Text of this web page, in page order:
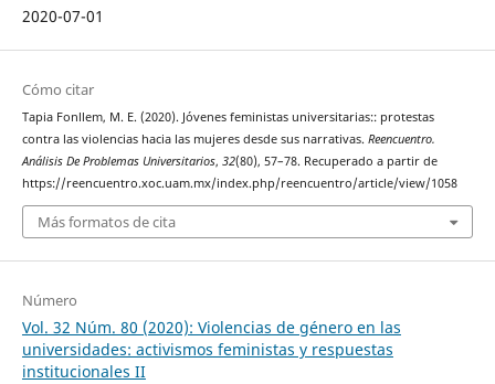
2020-07-01
Cómo citar
Tapia Fonllem, M. E. (2020). Jóvenes feministas universitarias:: protestas
contra las violencias hacia las mujeres desde sus narrativas. Reencuentro.
Análisis De Problemas Universitarios, 32(80), 57–78. Recuperado a partir de
https://reencuentro.xoc.uam.mx/index.php/reencuentro/article/view/1058
Más formatos de cita
Número
Vol. 32 Núm. 80 (2020): Violencias de género en las
universidades: activismos feministas y respuestas
institucionales II